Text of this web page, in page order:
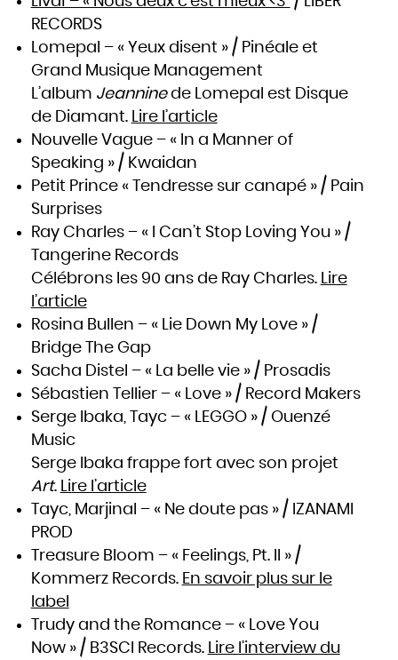
RECORDS
Lomepal – « Yeux disent » / Pinéale et
Grand Musique Management
L’album Jeanninede Lomepal est Disque
de Diamant. Lire l’article
Nouvelle Vague – « In a Manner of
Speaking » / Kwaidan
Petit Prince « Tendresse sur canapé » / Pain
Surprises
Ray Charles – « I Can’t Stop Loving You » /
Tangerine Records
Célébrons les 90 ans de Ray Charles. Lire
l’article
Rosina Bullen – « Lie Down My Love » /
Bridge The Gap
Sacha Distel – « La belle vie » / Prosadis
Sébastien Tellier – « Love » / Record Makers
Serge Ibaka, Tayc – « LEGGO » / Ouenzé
Music
Serge Ibaka frappe fort avec son projet
Art. Lire l’article
Tayc, Marjinal – « Ne doute pas » / IZANAMI
PROD
Treasure Bloom – « Feelings, Pt. II » /
Kommerz Records. En savoir plus sur le
label
Trudy and the Romance – « Love You
Now » / B3SCI Records. Lire l’interview du